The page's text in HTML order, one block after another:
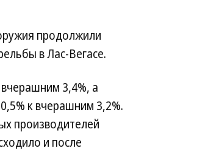
продолжили
в Лас-Вегасе.
3,4%, а
к вчерашним 3,2%.
производителей
и после